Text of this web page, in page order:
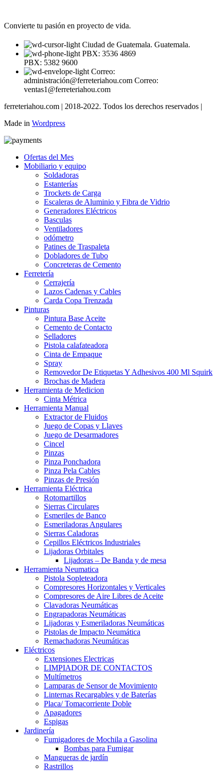
Convierte tu pasión en proyecto de vida.
Ciudad de Guatemala. Guatemala.
PBX: 3536 4869
PBX: 5382 9600
Correo:
administración@ferreteriahou.com Correo:
ventas1@ferreteriahou.com
ferreteriahou.com | 2018-2022. Todos los derechos reservados |
Made in Wordpress
Ofertas del Mes
Mobiliario y equipo
Soldadoras
Estanterías
Trockets de Carga
Escaleras de Aluminio y Fibra de Vidrio
Generadores Eléctricos
Basculas
Ventiladores
odómetro
Patines de Traspaleta
Dobladores de Tubo
Concreteras de Cemento
Ferretería
Cerrajería
Lazos Cadenas y Cables
Carda Copa Trenzada
Pinturas
Pintura Base Aceite
Cemento de Contacto
Selladores
Pistola calafateadora
Cinta de Empaque
Spray
Removedor De Etiquetas Y Adhesivos 400 Ml Squirk
Brochas de Madera
Herramienta de Medicion
Cinta Métrica
Herramienta Manual
Extractor de Fluidos
Juego de Copas y Llaves
Juego de Desarmadores
Cincel
Pinzas
Pinza Ponchadora
Pinza Pela Cables
Pinzas de Presión
Herramienta Eléctrica
Rotomartillos
Sierras Circulares
Esmeriles de Banco
Esmeriladoras Angulares
Sierras Caladoras
Cepillos Eléctricos Industriales
Lijadoras Orbitales
Lijadoras – De Banda y de mesa
Herramienta Neumatica
Pistola Sopleteadora
Compresores Horizontales y Verticales
Compresores de Aire Libres de Aceite
Clavadoras Neumáticas
Engrapadoras Neumáticas
Lijadoras y Esmeriladoras Neumáticas
Pistolas de Impacto Neumática
Remachadoras Neumáticas
Eléctricos
Extensiones Electricas
LIMPIADOR DE CONTACTOS
Multímetros
Lamparas de Sensor de Movimiento
Linternas Recargables y de Baterías
Placa/ Tomacorriente Doble
Apagadores
Espigas
Jardinería
Fumigadores de Mochila a Gasolina
Bombas para Fumigar
Mangueras de jardín
Rastrillos